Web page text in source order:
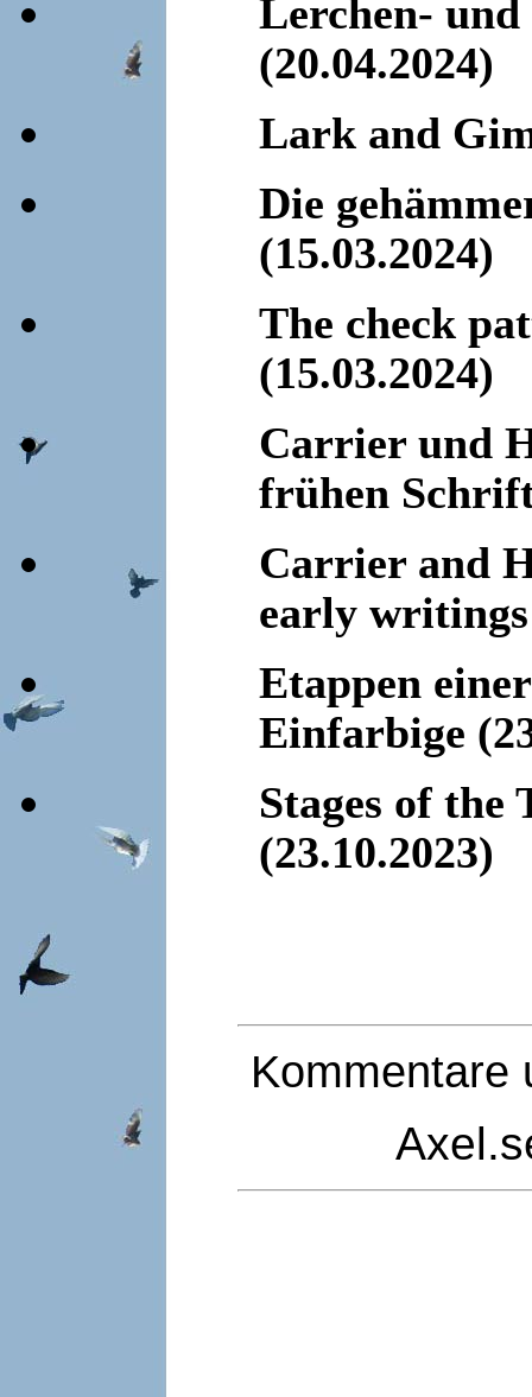
Lerchen-
(20.04.2024)
Lark and
Die
(15.03.2024)
The check
(15.03.2024)
Carrier und
frühen
Carrier and
early
Etappen
Einfarbige
Stages of
(23.10.2023)
Kommentare